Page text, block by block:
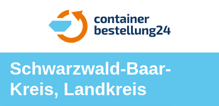
Schwarzwald-Baar-
Kreis, Landkreis